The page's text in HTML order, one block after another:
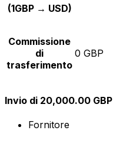
(1GBP → USD)
Commissione
di
trasferimento
0 GBP
Invio di 20,000.00 GBP
Fornitore